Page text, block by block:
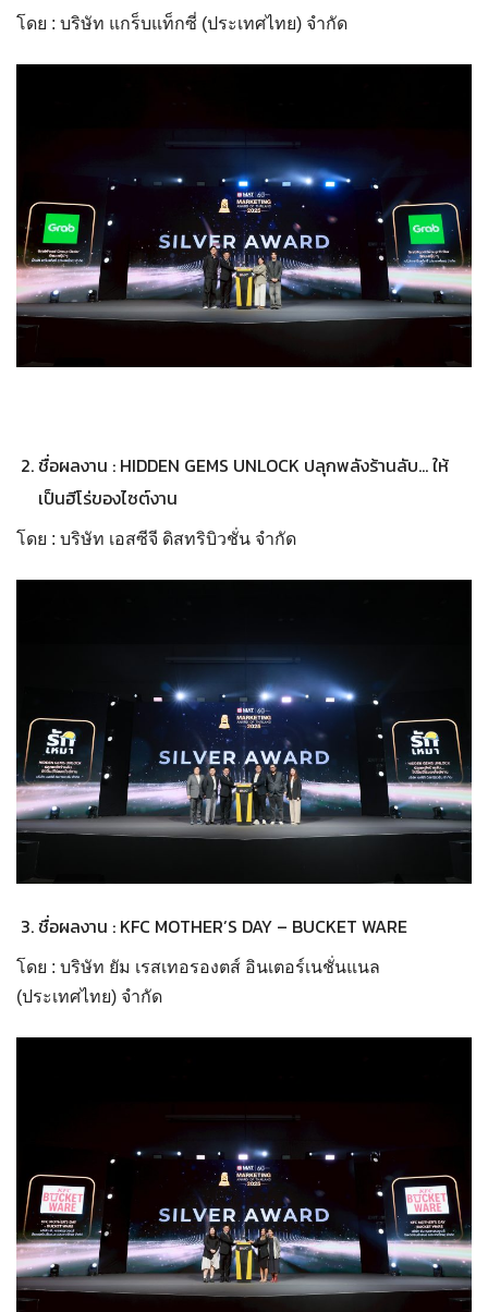
โดย : บริษัท แกร็บแท็กซี่ (ประเทศไทย) จำกัด
ชื่อผลงาน : HIDDEN GEMS UNLOCK ปลุกพลังร้านลับ… ให้
เป็นฮีโร่ของไซต์งาน
โดย : บริษัท เอสซีจี ดิสทริบิวชั่น จำกัด
ชื่อผลงาน : KFC MOTHER’S DAY – BUCKET WARE
โดย : บริษัท ยัม เรสเทอรองตส์ อินเตอร์เนชั่นแนล
(ประเทศไทย) จำกัด